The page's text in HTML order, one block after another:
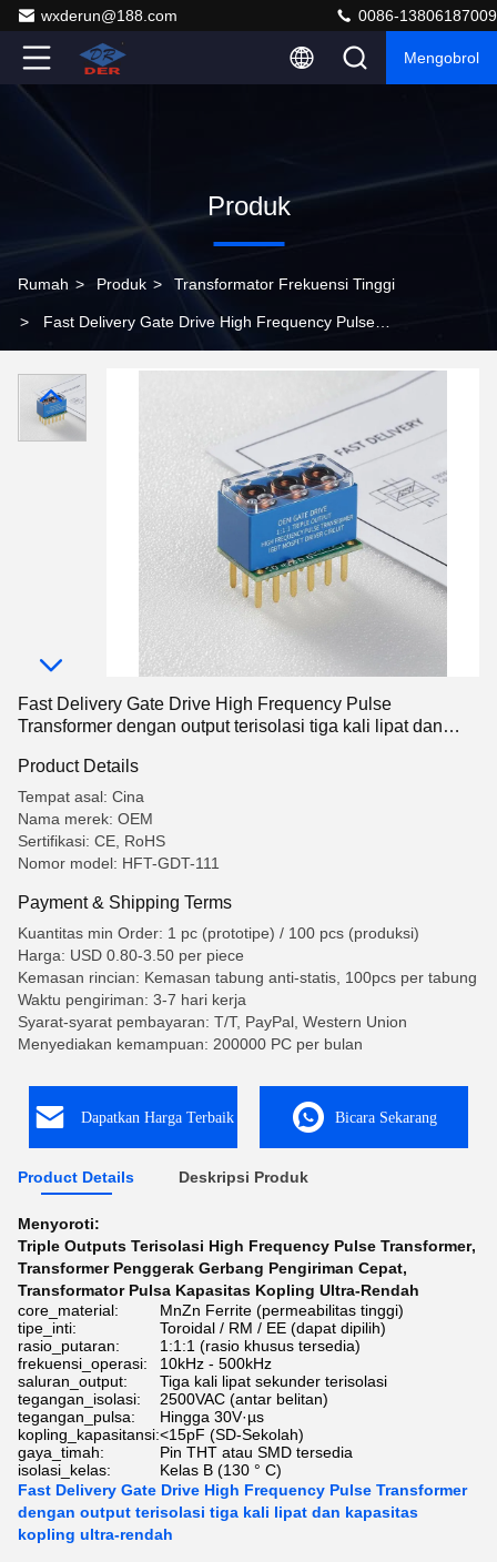
wxderun@188.com 0086-13806187009
Mengobrol
Produk
Rumah > Produk > Transformator Frekuensi Tinggi
> Fast Delivery Gate Drive High Frequency Pulse
kapasitas kopling ultra-rendah
Fast Delivery Gate Drive High Frequency Pulse
Transformer dengan output terisolasi tiga kali lipat dan
Product Details
Tempat asal: Cina
Nama merek: OEM
Sertifikasi: CE, RoHS
Nomor model: HFT-GDT-111
Payment & Shipping Terms
Kuantitas min Order: 1 pc (prototipe) / 100 pcs (produksi)
Harga: USD 0.80-3.50 per piece
Kemasan rincian: Kemasan tabung anti-statis, 100pcs per tabung
Waktu pengiriman: 3-7 hari kerja
Syarat-syarat pembayaran: T/T, PayPal, Western Union
Menyediakan kemampuan: 200000 PC per bulan
Dapatkan Harga Terbaik Bicara Sekarang
Product Details Deskripsi Produk
Menyoroti:
Triple Outputs Terisolasi High Frequency Pulse Transformer,
Transformer Penggerak Gerbang Pengiriman Cepat,
Transformator Pulsa Kapasitas Kopling Ultra-Rendah
core_material:
MnZn Ferrite (permeabilitas tinggi)
tipe_inti:
Toroidal / RM / EE (dapat dipilih)
rasio_putaran:
1:1:1 (rasio khusus tersedia)
frekuensi_operasi:
10kHz - 500kHz
saluran_output:
Tiga kali lipat sekunder terisolasi
tegangan_isolasi:
2500VAC (antar belitan)
tegangan_pulsa:
Hingga 30V·µs
kopling_kapasitansi:<15pF (SD-Sekolah)
gaya_timah:
Pin THT atau SMD tersedia
isolasi_kelas:
Kelas B (130 ° C)
Fast Delivery Gate Drive High Frequency Pulse Transformer
dengan output terisolasi tiga kali lipat dan kapasitas
kopling ultra-rendah